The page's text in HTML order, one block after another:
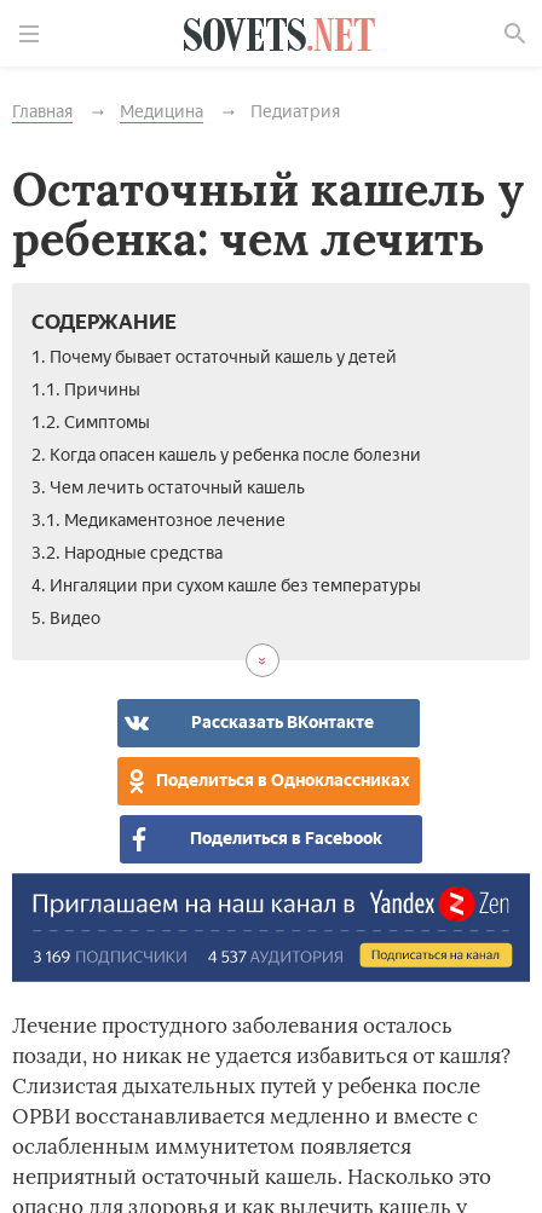
Главная Медицина Педиатрия
Остаточный кашель у
ребенка: чем лечить
СОДЕРЖАНИЕ
1. Почему бывает остаточный кашель у детей
1.1. Причины
1.2. Симптомы
2. Когда опасен кашель у ребенка после болезни
3. Чем лечить остаточный кашель
3.1. Медикаментозное лечение
3.2. Народные средства
4. Ингаляции при сухом кашле без температуры
5. Видео
Рассказать ВКонтакте
Поделиться в Одноклассниках
Поделиться в Facebook
Лечение простудного заболевания осталось
позади, но никак не удается избавиться от кашля?
Слизистая дыхательных путей у ребенка после
ОРВИ восстанавливается медленно и вместе с
ослабленным иммунитетом появляется
неприятный остаточный кашель. Насколько это
опасно для здоровья и как вылечить кашель у